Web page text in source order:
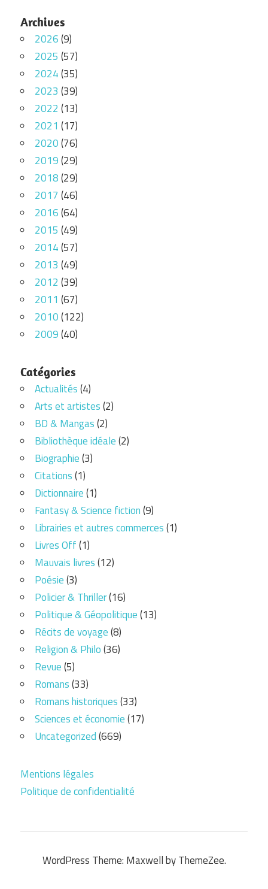
Archives
2026(9)
2025 (57)
2024(35)
2023 (39)
2022 (13)
2021 (17)
2020(76)
2019(29)
2018(29)
2017 (46)
2016(64)
2015 (49)
2014(57)
2013 (49)
2012 (39)
2011 (67)
2010(122)
2009(40)
Catégories
Actualités(4)
Arts et artistes(2)
BD & Mangas(2)
Bibliothèque idéale(2)
Biographie(3)
Citations(1)
Dictionnaire(1)
Fantasy & Science fiction(9)
Librairies et autres commerces(1)
Livres Off(1)
Mauvais livres(12)
Poésie(3)
Policier & Thriller(16)
Politique & Géopolitique(13)
Récits de voyage(8)
Religion & Philo(36)
Revue(5)
Romans(33)
Romans historiques(33)
Sciences et économie(17)
Uncategorized(669)
Mentions légales
Politique de confidentialité
WordPress Theme: Maxwell by ThemeZee.